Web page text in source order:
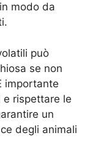
modo da
può
se non
importante
rispettare le
un
degli animali